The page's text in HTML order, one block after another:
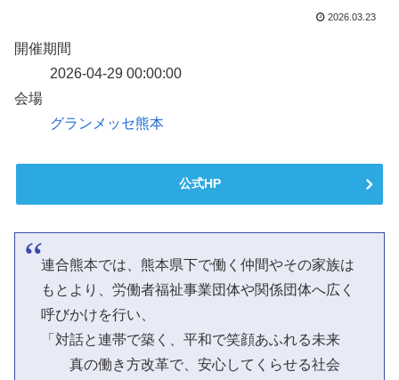
2026.03.23
開催期間
2026-04-29 00:00:00
会場
グランメッセ熊本
公式HP
連合熊本では、熊本県下で働く仲間やその家族は
もとより、労働者福祉事業団体や関係団体へ広く
呼びかけを行い、
「対話と連帯で築く、平和で笑顔あふれる未来
真の働き方改革で、安心してくらせる社会